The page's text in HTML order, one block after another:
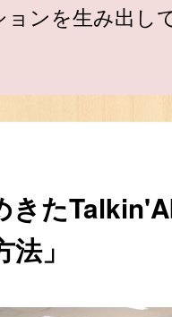
ンを生み出し
きた
」